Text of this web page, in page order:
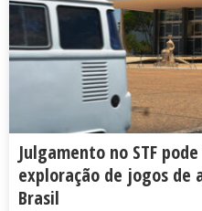
Julgamento no STF
exploração de jogos de
Brasil